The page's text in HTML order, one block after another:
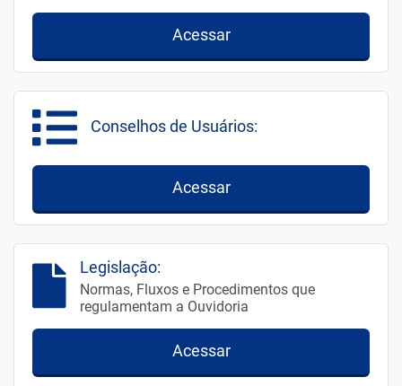
Acessar
Conselhos de Usuários:
Acessar
Legislação:
Normas, Fluxos e Procedimentos que
regulamentam a Ouvidoria
Acessar